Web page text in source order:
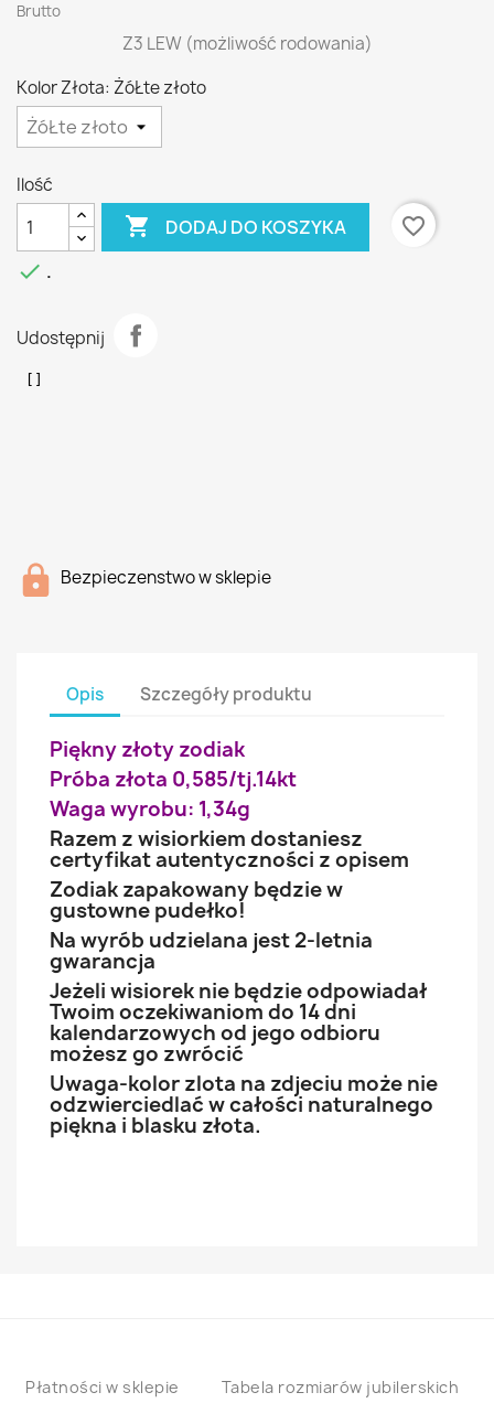
Brutto
Z3 LEW (możliwość rodowania)
Kolor Złota: ŻóŁte złoto
Ilość
 DODAJ DO KOSZYKA
favorite_border
 .
Udostępnij
Bezpieczenstwo w sklepie
Opis Szczegóły produktu
Piękny złoty zodiak
Próba złota 0,585/tj.14kt
Waga wyrobu: 1,34g
Razem z wisiorkiem dostaniesz
certyfikat autentyczności z opisem
Zodiak zapakowany będzie w
gustowne pudełko!
Na wyrób udzielana jest 2-letnia
gwarancja
Jeżeli wisiorek nie będzie odpowiadał
Twoim oczekiwaniom do 14 dni
kalendarzowych od jego odbioru
możesz go zwrócić
Uwaga-kolor zlota na zdjeciu może nie
odzwierciedlać w całości naturalnego
piękna i blasku złota.
Płatności w sklepie
Tabela rozmiarów jubilerskich